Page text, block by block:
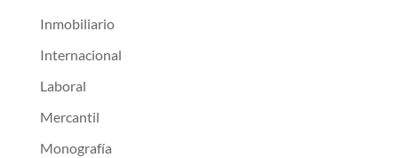
Inmobiliario
Internacional
Laboral
Mercantil
Monografía